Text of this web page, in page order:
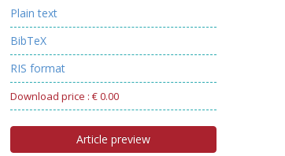
Plain text
BibTeX
RIS format
Download price : € 0.00
Article preview